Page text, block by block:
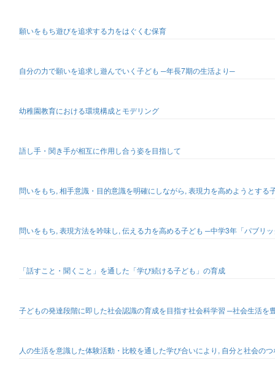
願いをもち遊びを追求する力をはぐくむ保育
自分の力で願いを追求し遊んでいく子ども ─年長7期の生活より─
幼稚園教育における環境構成とモデリング
語し手・関き手が相互に作用し合う姿を目指して
問いをもち, 相手意識・目的意識を明確にしながら, 表現力を高めようとす
問いをもち, 表現方法を吟味し, 伝える力を高める子ども ─中学3年「パブリ
「話すこと・聞くこと」を通した「学び続ける子ども」の育成
子どもの発達段階に即した社会認識の育成を目指す社会科学習 ─社会生活
人の生活を意識した体験活動・比較を通した学び合いにより, 自分と社会